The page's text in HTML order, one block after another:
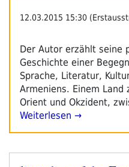
12.03.2015 15:30
Der Autor erzählt seine
Geschichte einer
Sprache, Literatur,
Armeniens. Einem Land
Orient und Okzident,
Weiterlesen →